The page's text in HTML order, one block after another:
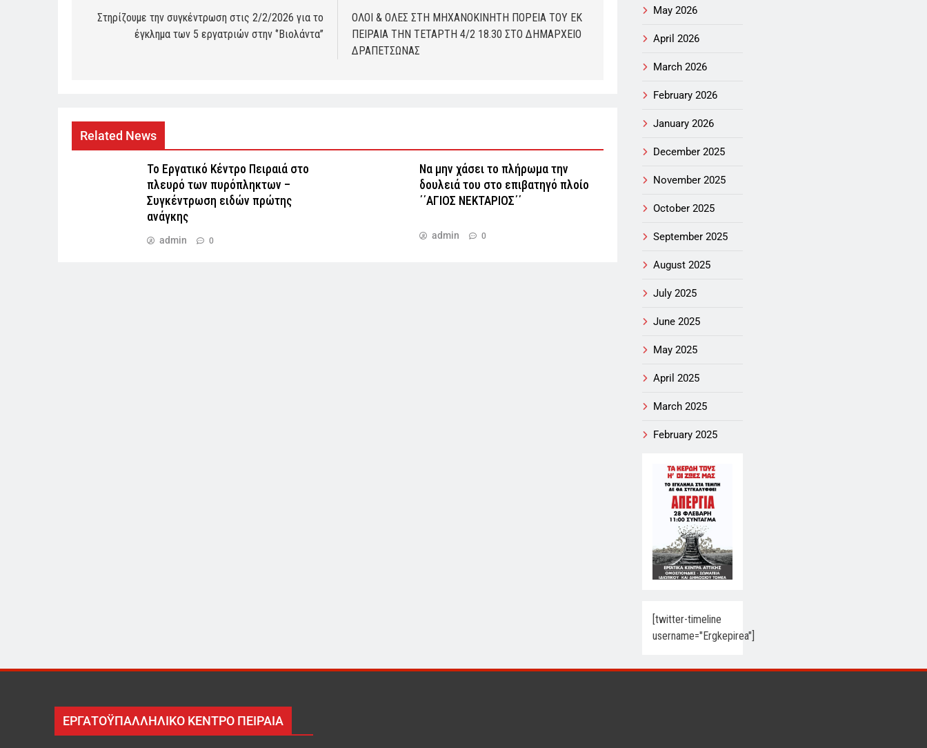
navigation
Στηρίζουμε την συγκέντρωση στις 2/2/2026 για το
έγκλημα των 5 εργατριών στην ‘’Βιολάντα’’
ΟΛΟΙ & ΟΛΕΣ ΣΤΗ ΜΗΧΑΝΟΚΙΝΗΤΗ ΠΟΡΕΙΑ ΤΟΥ ΕΚ
ΠΕΙΡΑΙΑ ΤΗΝ ΤΕΤΑΡΤΗ 4/2 18.30 ΣΤΟ ΔΗΜΑΡΧΕΙΟ
ΔΡΑΠΕΤΣΩΝΑΣ
Related News
Το Εργατικό Κέντρο Πειραιά στο
πλευρό των πυρόπληκτων –
Συγκέντρωση ειδών πρώτης
ανάγκης
admin 0
Να μην χάσει το πλήρωμα την
δουλειά του στο επιβατηγό πλοίο
΄΄ΑΓΙΟΣ ΝΕΚΤΑΡΙΟΣ΄΄
admin 0
May 2026
April 2026
March 2026
February 2026
January 2026
December 2025
November 2025
October 2025
September 2025
August 2025
July 2025
June 2025
May 2025
April 2025
March 2025
February 2025
[twitter-timeline
username="Ergkepirea"]
ΕΡΓΑΤΟΫΠΑΛΛΗΛΙΚΟ ΚΕΝΤΡΟ ΠΕΙΡΑΙΑ